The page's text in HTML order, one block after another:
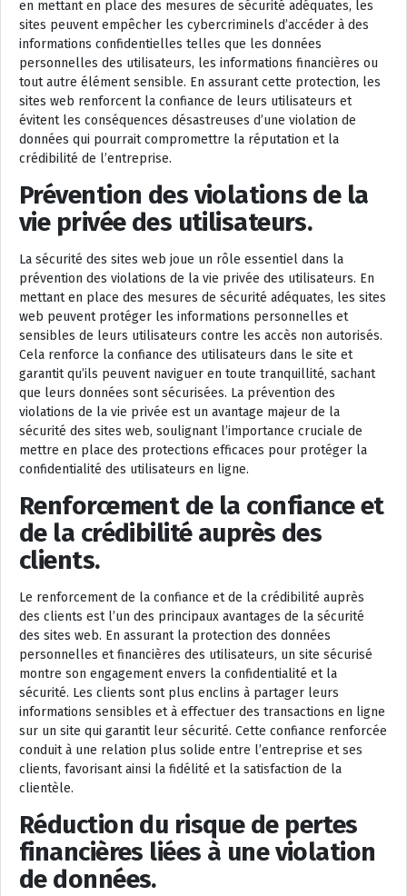
en mettant en place des mesures de sécurité adéquates, les
sites peuvent empêcher les cybercriminels d’accéder à des
informations confidentielles telles que les données
personnelles des utilisateurs, les informations financières ou
tout autre élément sensible. En assurant cette protection, les
sites web renforcent la confiance de leurs utilisateurs et
évitent les conséquences désastreuses d’une violation de
données qui pourrait compromettre la réputation et la
crédibilité de l’entreprise.
Prévention des violations de la
vie privée des utilisateurs.
La sécurité des sites web joue un rôle essentiel dans la
prévention des violations de la vie privée des utilisateurs. En
mettant en place des mesures de sécurité adéquates, les sites
web peuvent protéger les informations personnelles et
sensibles de leurs utilisateurs contre les accès non autorisés.
Cela renforce la confiance des utilisateurs dans le site et
garantit qu’ils peuvent naviguer en toute tranquillité, sachant
que leurs données sont sécurisées. La prévention des
violations de la vie privée est un avantage majeur de la
sécurité des sites web, soulignant l’importance cruciale de
mettre en place des protections efficaces pour protéger la
confidentialité des utilisateurs en ligne.
Renforcement de la confiance et
de la crédibilité auprès des
clients.
Le renforcement de la confiance et de la crédibilité auprès
des clients est l’un des principaux avantages de la sécurité
des sites web. En assurant la protection des données
personnelles et financières des utilisateurs, un site sécurisé
montre son engagement envers la confidentialité et la
sécurité. Les clients sont plus enclins à partager leurs
informations sensibles et à effectuer des transactions en ligne
sur un site qui garantit leur sécurité. Cette confiance renforcée
conduit à une relation plus solide entre l’entreprise et ses
clients, favorisant ainsi la fidélité et la satisfaction de la
clientèle.
Réduction du risque de pertes
financières liées à une violation
de données.